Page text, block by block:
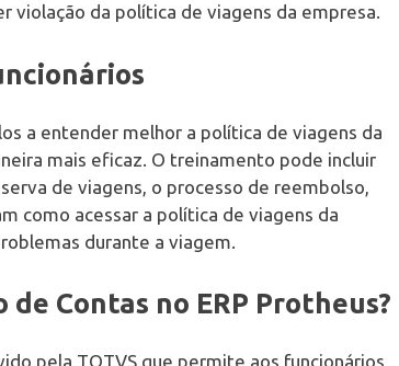
violação da política de viagens da empresa.
a entender melhor a política de viagens da
mais eficaz. O treinamento pode incluir
de viagens, o processo de reembolso,
como acessar a política de viagens da
durante a viagem.
Contas no ERP Protheus?
pela TOTVS que permite aos funcionários